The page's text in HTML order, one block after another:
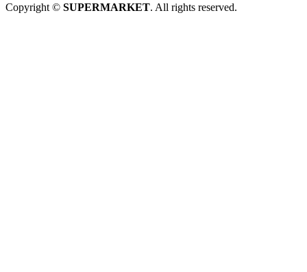
Copyright © SUPERMARKET. All rights reserved.